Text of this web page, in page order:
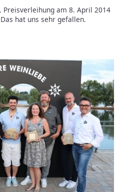
Preisverleihung am 8. April 2014
hat uns sehr gefallen.